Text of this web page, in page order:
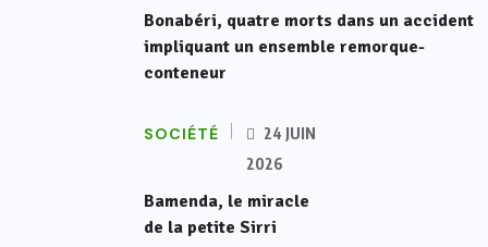
Bonabéri, quatre morts dans un accident
impliquant un ensemble remorque-
conteneur
SOCIÉTÉ
24 JUIN
2026
Bamenda, le miracle
de la petite Sirri